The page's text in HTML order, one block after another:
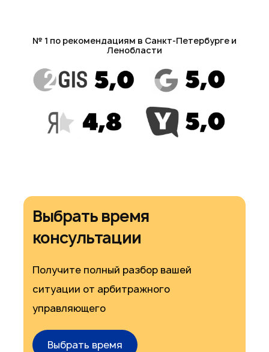
№ 1 по рекомендациям в Санкт-Петербурге и
Ленобласти
Выбрать время
консультации
Получите полный разбор вашей
ситуации от арбитражного
управляющего
Выбрать время